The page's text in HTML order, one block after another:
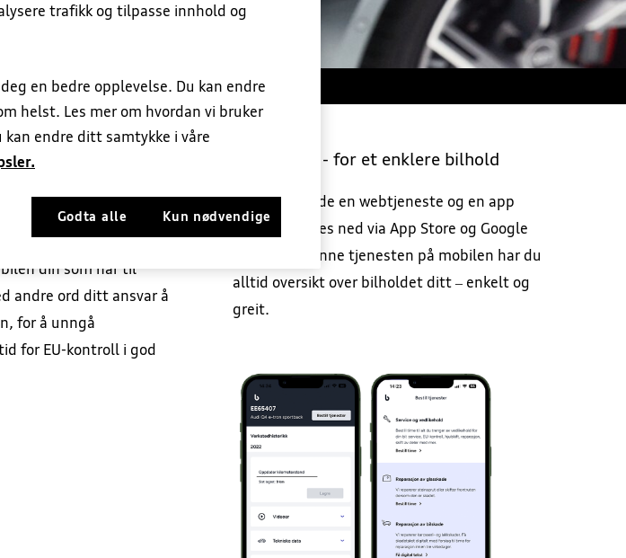
Ruteservice Skadeverksted
din som har til
andre ord ditt ansvar å
for å unngå
for EU-kontroll i god
Alltid åpen - for et enklere bilhold
Bilhold er både en webtjeneste og en app
som kan lastes ned via App Store og Google
Play. Med denne tjenesten på mobilen har du
alltid oversikt over bilholdet ditt – enkelt og
greit.
trafikk og tilpasse innhold og
en bedre opplevelse. Du kan endre
helst. Les mer om hvordan vi bruker
endre ditt samtykke i våre
Kun nødvendige
Godta alle